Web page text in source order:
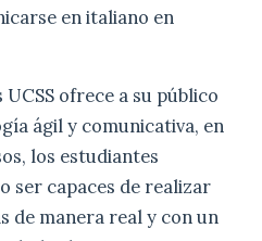
en italiano en
ofrece a su público
ágil y comunicativa, en
los estudiantes
ser capaces de realizar
de manera real y con un